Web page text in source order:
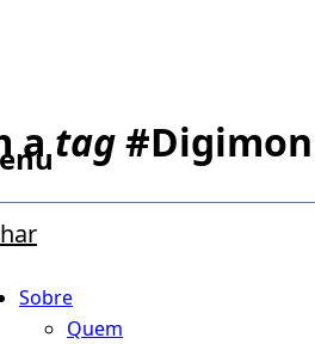
Sobre
Quem
atag#Digimon